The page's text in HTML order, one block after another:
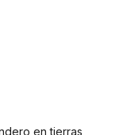
en tierras